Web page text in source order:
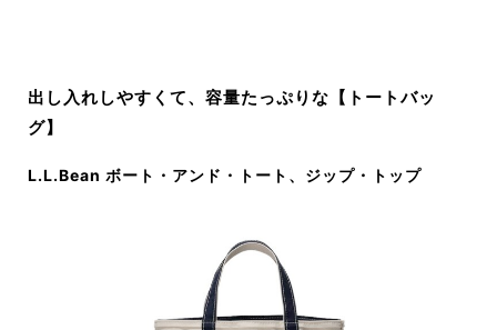
出し入れしやすくて、容量たっぷりな【トートバッ
グ】
L.L.Bean ボート・アンド・トート、ジップ・トップ